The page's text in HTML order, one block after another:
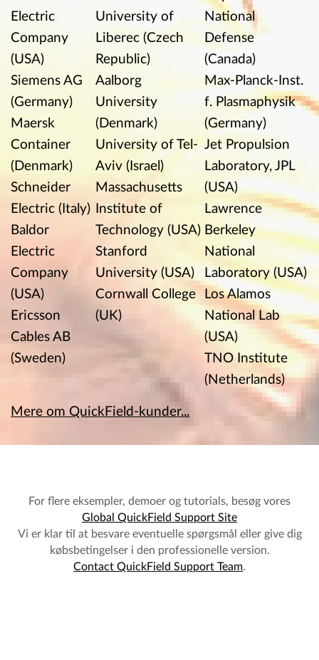
QuickField
s kundebase er meget forskelligartet.
Nogle af vores kunder er listet her:
Virksomheder
General
Company
(USA)
Siemens AG
(Germany)
Maersk
Container
(Denmark)
Schneider
Electric (Italy)
Baldor
Company
Ericsson
(Sweden)
Universitet
Technical
University of
Liberec (Czech
Republic)
Aalborg
University
(Denmark)
University of Tel-
Aviv (Israel)
Massachusetts
Institute of
Technology (USA)
University (USA)
Cornwall College
(UK)
Department of
National
Defense
(Canada)
Max-Planck-Inst.
f. Plasmaphysik
(Germany)
Jet Propulsion
Laboratory, JPL
(USA)
Lawrence
Berkeley
National
Laboratory
National Lab
TNO Institute
(Netherlands)
Mere om QuickField-kunder...